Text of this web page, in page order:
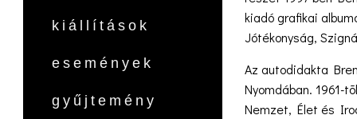
kiállítások
események
gyűjtemény
kiadó grafikai
Jótékonyság,
Az autodidakta
Nyomdában. 1961-
Nemzet, Élet és